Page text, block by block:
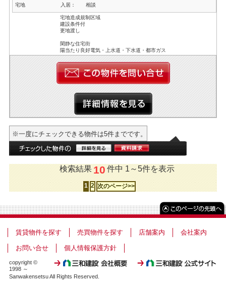
宅地
入居： 相談
宅地造成規制区域
建設条件付
更地渡し
閑静な住宅街
陽当たり良好電気・上水道・下水道・都市ガス
※一度にチェックできる物件は5件までです。
検索結果 10 件中 1～5件を表示
1 2 次のページ>>
賃貸物件を探す 売買物件を探す 店舗案内 会社案内
お問い合せ 個人情報保護方針
copyright ©
1998 ～
Sanwakensetsu All Rights Reserved.